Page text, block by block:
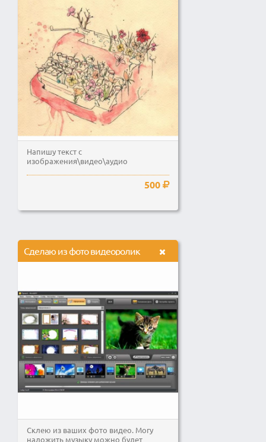
Напишу текст с
изображения\видео\аудио
500
Сделаю из фото видеоролик
Склею из ваших фото видео. Могу
наложить музыку можно будет